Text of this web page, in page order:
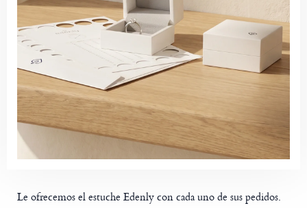
Le ofrecemos el estuche Edenly con cada uno de sus pedidos.